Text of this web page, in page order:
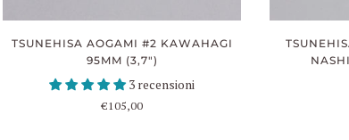
TSUNEHISA AOGAMI #2 KAWAHAGI
95MM (3,7")
3 recensioni
€105,00